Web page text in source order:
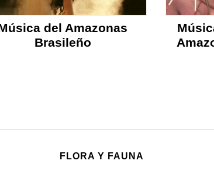
del Amazonas
Brasileño
FLORA Y FAUNA